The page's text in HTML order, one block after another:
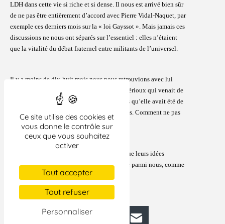
Ce site utilise des cookies et
vous donne le contrôle sur
ceux que vous souhaitez
activer
Tout accepter
Tout refuser
Personnaliser
LDH dans cette vie si riche et si dense. Il nous est arrivé bien sûr
de ne pas être entièrement d’accord avec Pierre Vidal-Naquet, par
exemple ces derniers mois sur la « loi Gayssot ». Mais jamais ces
discussions ne nous ont séparés sur l’essentiel : elles n’étaient
que la vitalité du débat fraternel entre militants de l’universel.
Il y a moins de dix-huit mois nous nous retrouvions avec lui
pour célébrer la mémoire de Madeleine Rebérioux qui venait de
disparaître. Nous disions de Madeleine alors qu’elle avait été de
tous les combats pour la dignité des Hommes. Comment ne pas
le redire aujourd’hui ?
La mémoire des justes ne s’efface pas tant que leurs idées
continuent à vivre. Pierre Vidal-Naquet reste parmi nous, comme
un ami fidèle et un exemple pour demain.
Paris, le 31 juillet 2006
Facebook
BlueskyMastodonLinkedIn